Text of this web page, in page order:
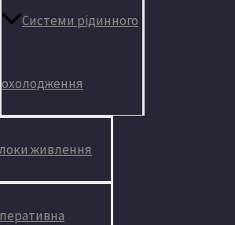
Системи рідинного
охолодження
живлення